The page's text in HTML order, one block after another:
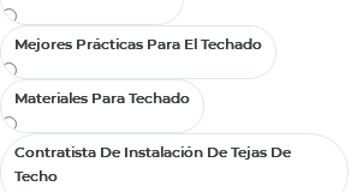
Mejores Prácticas Para El Techado
Mejores Prácticas Para El Techado
Materiales Para Techado
Materiales Para Techado
Contratista De Instalación De Tejas De
Techo
Contratista De Instalación De Tejas De
Techo